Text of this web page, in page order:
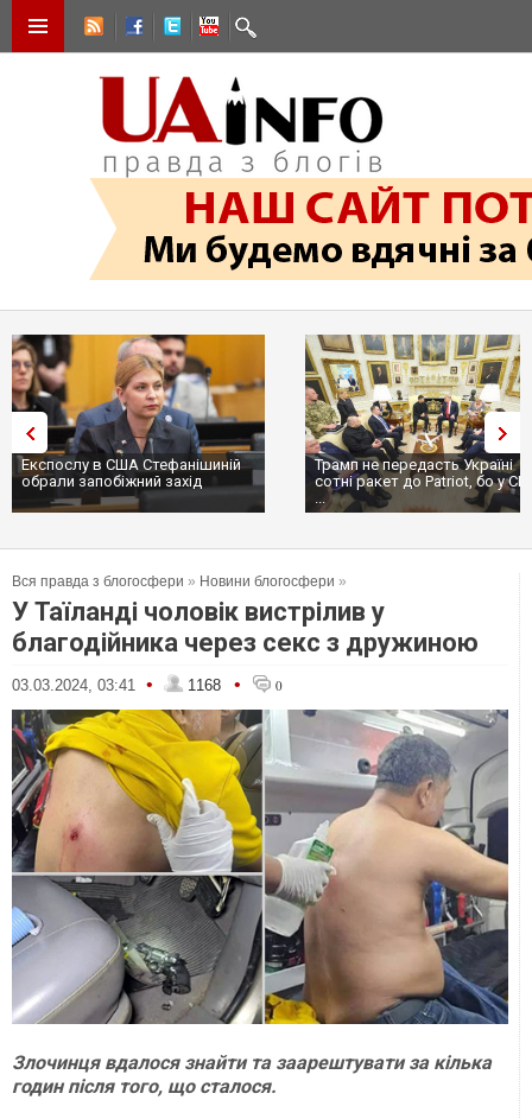
Експослу в США Стефанішиній
обрали запобіжний захід
Трамп не передасть Україні
сотні ракет до Patriot, бо у
...
Вся правда з блогосфери » Новини блогосфери »
У Таїланді чоловік вистрілив у
благодійника через секс з дружиною
03.03.2024, 03:41 • 1168 • 0
Злочинця вдалося знайти та заарештувати за кілька
годин після того, що сталося.